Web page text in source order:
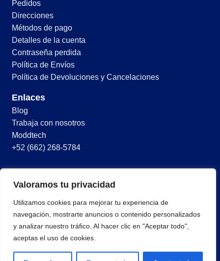
Valoramos tu privacidad
Utilizamos cookies para mejorar tu experiencia de
navegación, mostrarte anuncios o contenido personalizados
y analizar nuestro tráfico. Al hacer clic en "Aceptar todo",
aceptas el uso de cookies.
Pedidos
Direcciones
Métodos de pago
Detalles de la cuenta
Contraseña perdida
Política de Envíos
Política de Devoluciones y Cancelaciones
Enlaces
Blog
Trabaja con nosotros
Moddtech
+52 (662) 268-5784
© 2026 Todos los derechos reservados
Política de privacidad